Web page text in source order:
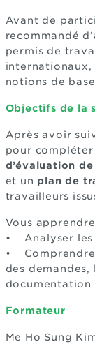
Avant de
recommandé
permis de
internationaux,
notions de
Objectifs de la
Après avoir
pour
d’évaluation
et un plan de
travailleurs
Vous
• Analyser les
• Comprendre
des
documentation
Formateur
Me Ho Sung